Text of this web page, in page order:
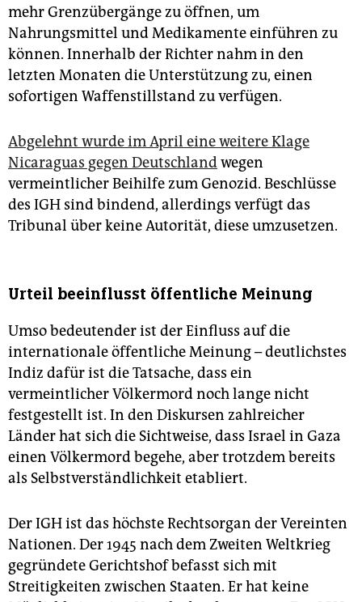
mehr Grenzübergänge zu öffnen, um
Nahrungsmittel und Medikamente einführen zu
können. Innerhalb der Richter nahm in den
letzten Monaten die Unterstützung zu, einen
sofortigen Waffenstillstand zu verfügen.
Abgelehnt wurde im April eine weitere Klage
Nicaraguas gegen Deutschlandwegen
vermeintlicher Beihilfe zum Genozid. Beschlüsse
des IGH sind bindend, allerdings verfügt das
Tribunal über keine Autorität, diese umzusetzen.
Urteil beeinflusst öffentliche Meinung
Umso bedeutender ist der Einfluss auf die
internationale öffentliche Meinung – deutlichstes
Indiz dafür ist die Tatsache, dass ein
vermeintlicher Völkermord noch lange nicht
festgestellt ist. In den Diskursen zahlreicher
Länder hat sich die Sichtweise, dass Israel in Gaza
einen Völkermord begehe, aber trotzdem bereits
als Selbstverständlichkeit etabliert.
Der IGH ist das höchste Rechtsorgan der Vereinten
Nationen. Der 1945 nach dem Zweiten Weltkrieg
gegründete Gerichtshof befasst sich mit
Streitigkeiten zwischen Staaten. Er hat keine